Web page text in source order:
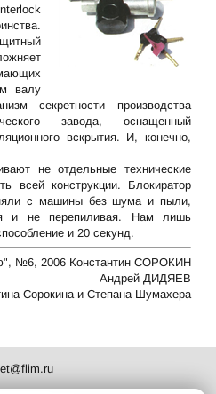
валу
секретности производства
завода, оснащенный
вскрытия. И, конечно,
не отдельные технические
всей конструкции. Блокиратор
с машины без шума и пыли,
и не перепиливая. Нам лишь
и 20 секунд.
№6, 2006 Константин СОРОКИН
Андрей ДИДЯЕВ
Сорокина и Степана Шумахера